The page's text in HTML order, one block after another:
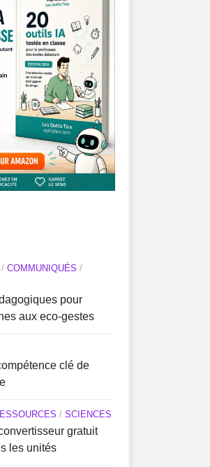
COMMUNIQUÉS /
pour
aux eco-gestes
clé de
/ SCIENCES
gratuit
les unités